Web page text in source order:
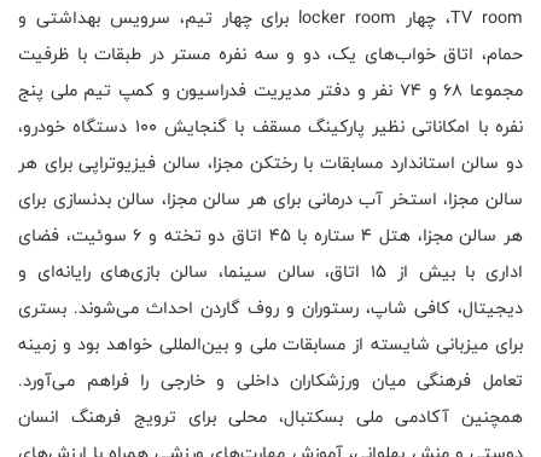
TV room، چهار locker room برای چهار تیم، سرویس بهداشتی و
حمام، اتاق خواب‌های یک، دو و سه نفره مستر در طبقات با ظرفیت
مجموعا ۶۸ و ۷۴ نفر و دفتر مدیریت فدراسیون و کمپ تیم ملی پنج
نفره با امکاناتی نظیر پارکینگ مسقف با گنجایش ۱۰۰ دستگاه خودرو،
دو سالن استاندارد مسابقات با رختکن مجزا، سالن فیزیوتراپی برای هر
سالن مجزا، استخر آب درمانی برای هر سالن مجزا، سالن بدنسازی برای
هر سالن مجزا، هتل ۴ ستاره با ۴۵ اتاق دو تخته و ۶ سوئیت، فضای
اداری با بیش از ۱۵ اتاق، سالن سینما، سالن بازی‌های رایانه‌ای و
دیجیتال، کافی شاپ، رستوران و روف گاردن احداث می‌شوند. بستری
برای میزبانی شایسته از مسابقات ملی و بین‌المللی خواهد بود و زمینه
تعامل فرهنگی میان ورزشکاران داخلی و خارجی را فراهم می‌آورد.
همچنین آکادمی ملی بسکتبال، محلی برای ترویج فرهنگ انسان